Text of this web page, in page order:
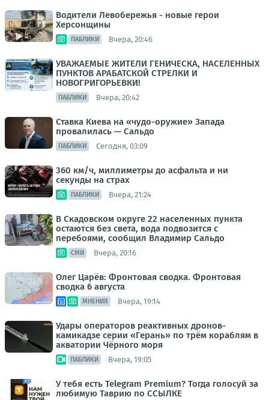
Водители Левобережья - новые герои
Херсонщины
ПАБЛИКИ Вчера, 20:46
УВАЖАЕМЫЕ ЖИТЕЛИ ГЕНИЧЕСКА, НАСЕЛЕННЫХ
ПУНКТОВ АРАБАТСКОЙ СТРЕЛКИ И
НОВОГРИГОРЬЕВКИ!
ПАБЛИКИ Вчера, 20:42
Ставка Киева на «чудо-оружие» Запада
провалилась — Сальдо
ПАБЛИКИ Сегодня, 03:09
360 км/ч, миллиметры до асфальта и ни
секунды на страх
ПАБЛИКИ Вчера, 21:24
В Скадовском округе 22 населенных пункта
остаются без света, вода подвозится с
перебоями, сообщил Владимир Сальдо
СМИ Вчера, 20:16
Олег Царёв: Фронтовая сводка. Фронтовая
сводка 6 августа
МНЕНИЯ Вчера, 19:14
Удары операторов реактивных дронов-
камикадзе серии «Герань» по трём кораблям в
акватории Чёрного моря
ПАБЛИКИ Вчера, 19:05
У тебя есть Telegram Premium? Тогда голосуй за
любимую Таврию по ССЫЛКЕ